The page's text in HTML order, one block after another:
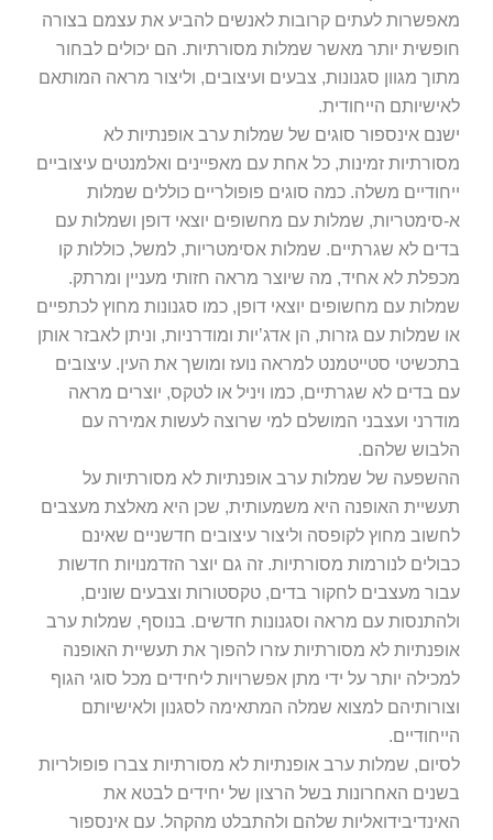
מאפשרות לעתים קרובות לאנשים להביע את עצמם בצורה
חופשית יותר מאשר שמלות מסורתיות. הם יכולים לבחור
מתוך מגוון סגנונות, צבעים ועיצובים, וליצור מראה המותאם
לאישיותם הייחודית.
ישנם אינספור סוגים של שמלות ערב אופנתיות לא
מסורתיות זמינות, כל אחת עם מאפיינים ואלמנטים עיצוביים
ייחודיים משלה. כמה סוגים פופולריים כוללים שמלות
א-סימטריות, שמלות עם מחשופים יוצאי דופן ושמלות עם
בדים לא שגרתיים. שמלות אסימטריות, למשל, כוללות קו
מכפלת לא אחיד, מה שיוצר מראה חזותי מעניין ומרתק.
שמלות עם מחשופים יוצאי דופן, כמו סגנונות מחוץ לכתפיים
או שמלות עם גזרות, הן אדג’יות ומודרניות, וניתן לאבזר אותן
בתכשיטי סטייטמנט למראה נועז ומושך את העין. עיצובים
עם בדים לא שגרתיים, כמו ויניל או לטקס, יוצרים מראה
מודרני ועצבני המושלם למי שרוצה לעשות אמירה עם
הלבוש שלהם.
ההשפעה של שמלות ערב אופנתיות לא מסורתיות על
תעשיית האופנה היא משמעותית, שכן היא מאלצת מעצבים
לחשוב מחוץ לקופסה וליצור עיצובים חדשניים שאינם
כבולים לנורמות מסורתיות. זה גם יוצר הזדמנויות חדשות
עבור מעצבים לחקור בדים, טקסטורות וצבעים שונים,
ולהתנסות עם מראה וסגנונות חדשים. בנוסף, שמלות ערב
אופנתיות לא מסורתיות עזרו להפוך את תעשיית האופנה
למכילה יותר על ידי מתן אפשרויות ליחידים מכל סוגי הגוף
וצורותיהם למצוא שמלה המתאימה לסגנון ולאישיותם
הייחודיים.
לסיום, שמלות ערב אופנתיות לא מסורתיות צברו פופולריות
בשנים האחרונות בשל הרצון של יחידים לבטא את
האינדיבידואליות שלהם ולהתבלט מהקהל. עם אינספור